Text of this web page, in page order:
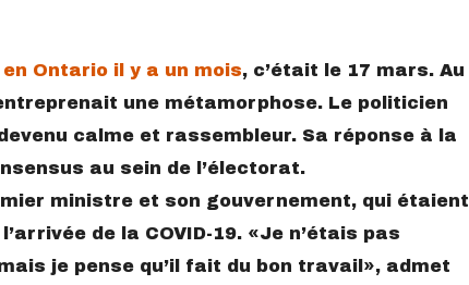
‌Ontario‌ ‌il‌ ‌y‌ ‌a‌ ‌un‌ ‌mois,‌ ‌c’était‌ ‌le‌ ‌17‌ mars.‌ ‌Au‌
‌une‌ ‌métamorphose.‌ ‌Le‌ ‌politicien‌
‌calme‌ ‌et‌ ‌rassembleur.‌ ‌Sa‌ ‌réponse‌ ‌à‌ ‌la‌
‌au‌ ‌sein‌ ‌de‌ ‌l’électorat.‌
‌ministre‌ ‌et‌ ‌son‌ ‌gouvernement,‌ ‌qui‌ ‌étaient‌
‌de‌ ‌la‌ ‌COVID-19.‌
Je‌ ‌n’étais‌ ‌pas‌
‌je‌ ‌pense‌ ‌qu’il‌ ‌fait‌ ‌du‌ ‌bon‌ ‌travail‌‌
,‌ ‌admet‌